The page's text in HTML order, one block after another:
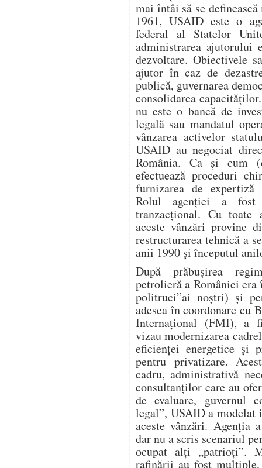
mai întâi să se
1961, USAID este o
federal al Statelor
administrarea ajutorului
dezvoltare. Obiectivele
ajutor în caz de
publică, guvernarea
consolidarea
nu este o bancă de
legală sau mandatul
vânzarea activelor
USAID au negociat
România. Ca și cum
efectuează proceduri
furnizarea de expertiză
Rolul agenției a fost
tranzacțional. Cu toate
aceste vânzări provine
restructurarea tehnică a
anii 1990 și începutul
După prăbușirea
petrolieră a României era
politruci”ai noștri) și
adesea în coordonare cu
Internațional (FMI), a
vizau modernizarea
eficienței energetice și
pentru privatizare.
cadru, administrativă
consultanților care au
de evaluare, guvernul
legal”, USAID a
aceste vânzări. Agenția
dar nu a scris scenariul
ocupat alți „patrioți”.
rafinării au fost